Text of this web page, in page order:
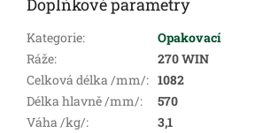
Doplňkové parametry
Kategorie:
Opakovací
Ráže:
270 WIN
Celková délka /mm/: 1082
Délka hlavně /mm/:
570
Váha /kg/:
3,1